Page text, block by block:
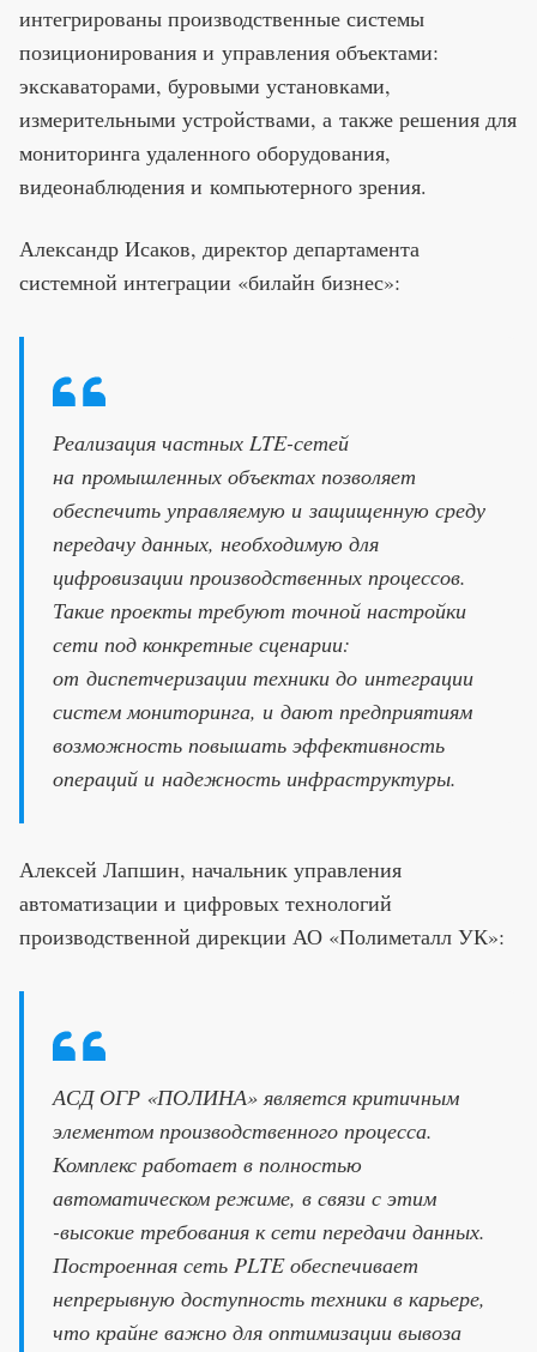
интегрированы производственные системы
позиционирования и управления объектами:
экскаваторами, буровыми установками,
измерительными устройствами, а также решения для
мониторинга удаленного оборудования,
видеонаблюдения и компьютерного зрения.
Александр Исаков, директор департамента
системной интеграции «билайн бизнес»:
Реализация частных LTE-сетей
на промышленных объектах позволяет
обеспечить управляемую и защищенную среду
передачу данных, необходимую для
цифровизации производственных процессов.
Такие проекты требуют точной настройки
сети под конкретные сценарии:
от диспетчеризации техники до интеграции
систем мониторинга, и дают предприятиям
возможность повышать эффективность
операций и надежность инфраструктуры.
Алексей Лапшин, начальник управления
автоматизации и цифровых технологий
производственной дирекции АО «Полиметалл УК»:
АСД ОГР «ПОЛИНА» является критичным
элементом производственного процесса.
Комплекс работает в полностью
автоматическом режиме, в связи с этим
-высокие требования к сети передачи данных.
Построенная сеть PLTE обеспечивает
непрерывную доступность техники в карьере,
что крайне важно для оптимизации вывоза